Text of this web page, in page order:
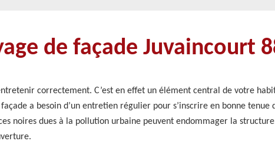
de façade Juvaincourt
correctement. C’est en effet un élément central de votre
a besoin d’un entretien régulier pour s’inscrire en bonne tenue
noires dues à la pollution urbaine peuvent endommager la